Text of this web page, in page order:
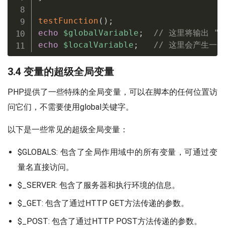
testFunction ( ) ;
echo
$globalVariable ;
// 这里将输出
echo
$localVariable ; // 这里会产生一个
3.4 变量的超级全局变量
PHP提供了一些特殊的全局变量，可以在脚本的任何位置访
问它们，不需要使用global关键字。
以下是一些常见的超级全局变量：
$GLOBALS: 包含了全局作用域中的所有变量，可通过变
量名直接访问。
$_SERVER: 包含了服务器和执行环境的信息。
$_GET: 包含了通过HTTP GET方法传递的参数。
$_POST: 包含了通过HTTP POST方法传递的参数。